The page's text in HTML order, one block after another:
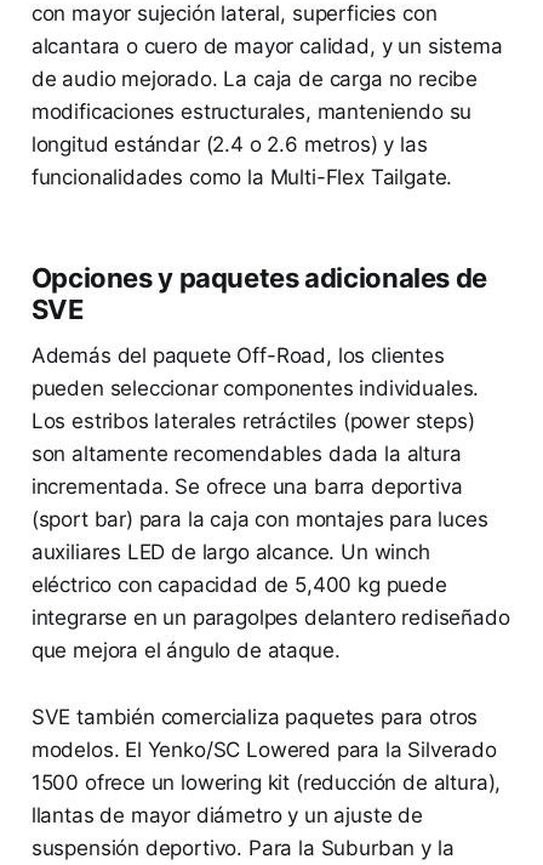
con mayor sujeción lateral, superficies con
alcantara o cuero de mayor calidad, y un sistema
de audio mejorado. La caja de carga no recibe
modificaciones estructurales, manteniendo su
longitud estándar (2.4 o 2.6 metros) y las
funcionalidades como la Multi-Flex Tailgate.
Opciones y paquetes adicionales de
SVE
Además del paquete Off-Road, los clientes
pueden seleccionar componentes individuales.
Los estribos laterales retráctiles (power steps)
son altamente recomendables dada la altura
incrementada. Se ofrece una barra deportiva
(sport bar) para la caja con montajes para luces
auxiliares LED de largo alcance. Un winch
eléctrico con capacidad de 5,400 kg puede
integrarse en un paragolpes delantero rediseñado
que mejora el ángulo de ataque.
SVE también comercializa paquetes para otros
modelos. El Yenko/SC Lowered para la Silverado
1500 ofrece un lowering kit (reducción de altura),
llantas de mayor diámetro y un ajuste de
suspensión deportivo. Para la Suburban y la